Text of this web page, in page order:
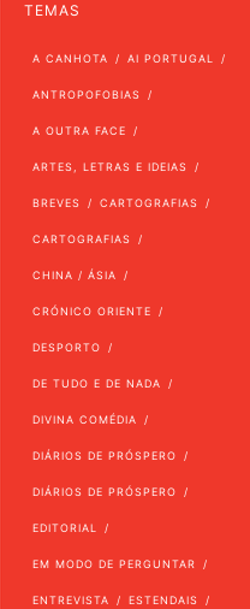
TEMAS
A CANHOTA AI PORTUGAL
ANTROPOFOBIAS
A OUTRA FACE
ARTES, LETRAS E IDEIAS
BREVES CARTOGRAFIAS
CARTOGRAFIAS
CHINA / ÁSIA
CRÓNICO ORIENTE
DESPORTO
DE TUDO E DE NADA
DIVINA COMÉDIA
DIÁRIOS DE PRÓSPERO
DIÁRIOS DE PRÓSPERO
EDITORIAL
EM MODO DE PERGUNTAR
ENTREVISTA ESTENDAIS